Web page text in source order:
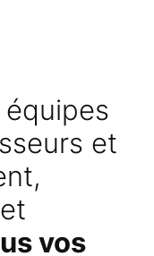
et
vos